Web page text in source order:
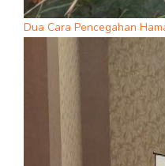
Dua Cara Pencegahan